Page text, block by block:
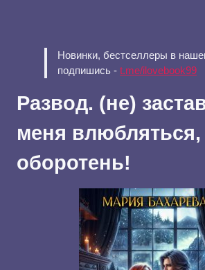
Новинки, бестселлеры в
подпишись - t.me/ilovebook99
Развод. (не)
меня влюбляться,
оборотень!